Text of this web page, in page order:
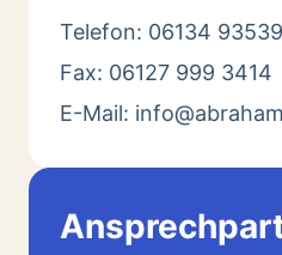
Telefon: 06134
Fax: 06127 999 3414
E-Mail: